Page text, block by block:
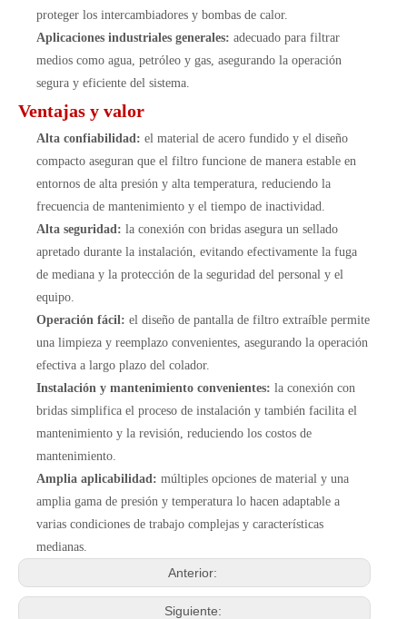
proteger los intercambiadores y bombas de calor.
Aplicaciones industriales generales: adecuado para filtrar
medios como agua, petróleo y gas, asegurando la operación
segura y eficiente del sistema.
Ventajas y valor
Alta confiabilidad: el material de acero fundido y el diseño
compacto aseguran que el filtro funcione de manera estable en
entornos de alta presión y alta temperatura, reduciendo la
frecuencia de mantenimiento y el tiempo de inactividad.
Alta seguridad: la conexión con bridas asegura un sellado
apretado durante la instalación, evitando efectivamente la fuga
de mediana y la protección de la seguridad del personal y el
equipo.
Operación fácil: el diseño de pantalla de filtro extraíble permite
una limpieza y reemplazo convenientes, asegurando la operación
efectiva a largo plazo del colador.
Instalación y mantenimiento convenientes: la conexión con
bridas simplifica el proceso de instalación y también facilita el
mantenimiento y la revisión, reduciendo los costos de
mantenimiento.
Amplia aplicabilidad: múltiples opciones de material y una
amplia gama de presión y temperatura lo hacen adaptable a
varias condiciones de trabajo complejas y características
medianas.
Anterior:
Siguiente: